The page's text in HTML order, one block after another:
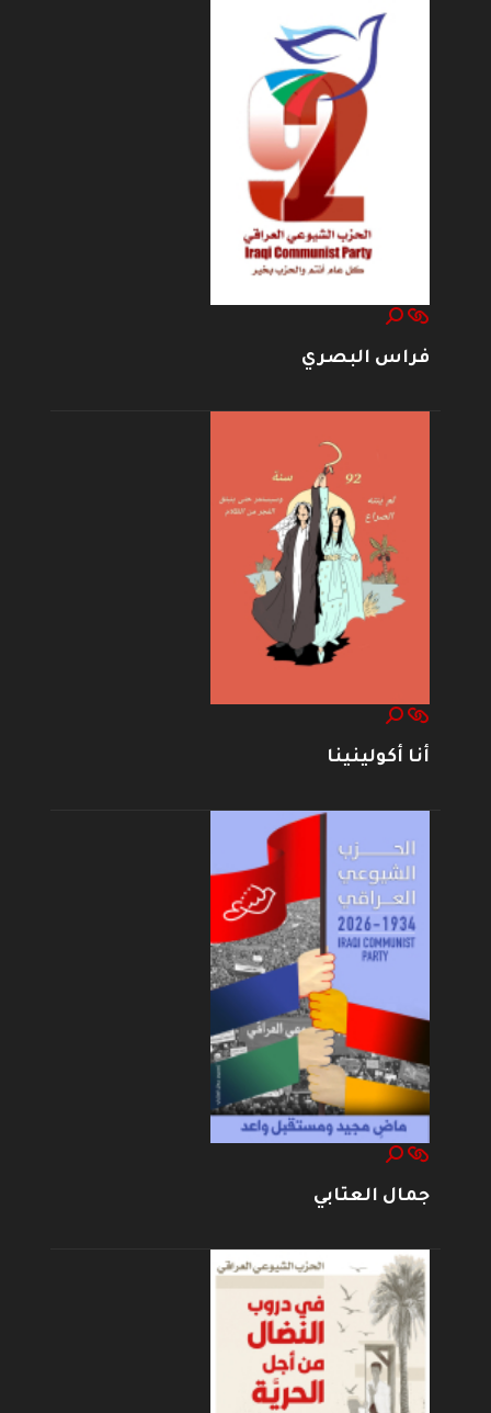
فراس البصري
أنا أكولينينا
جمال العتابي